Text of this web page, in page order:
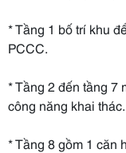
* Tầng 1 bố trí khu
PCCC.
* Tầng 2 đến tầng 7
công năng khai thác.
* Tầng 8 gồm 1 căn